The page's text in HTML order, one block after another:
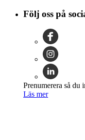
Följ oss på
Prenumerera så du
Läs mer